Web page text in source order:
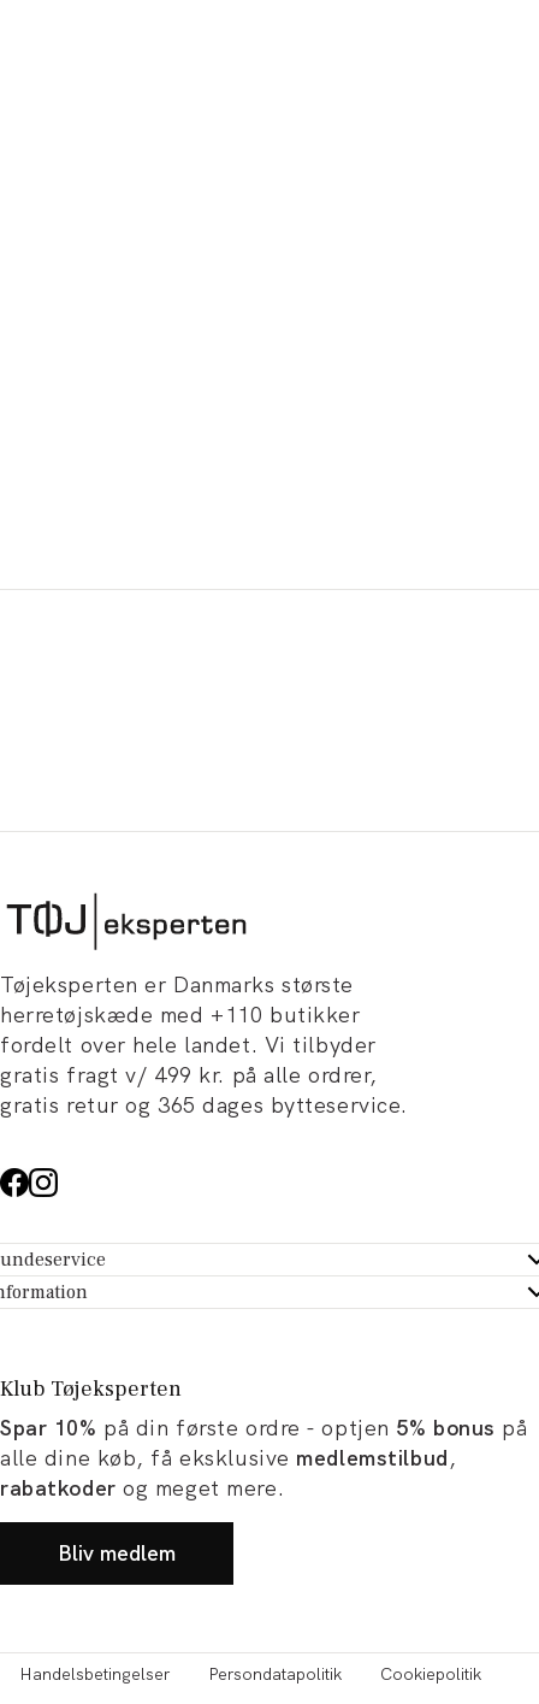
Tøjeksperten er Danmarks største
herretøjskæde med +110 butikker
fordelt over hele landet. Vi tilbyder
gratis fragt v/ 499 kr. på alle ordrer,
gratis retur og 365 dages bytteservice.
- Hjælpecenter
dit køb
Tøjeksperten
og artikler
og karriere
Klub Tøjeksperten
Spar 10% på din første ordre - optjen 5% bonus på
alle dine køb, få eksklusive medlemstilbud,
rabatkoder og meget mere.
Bliv medlem
Handelsbetingelser Persondatapolitik
Cookiepolitik